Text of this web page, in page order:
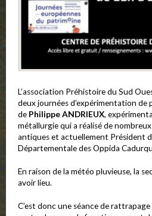
L’association Préhistoire du Sud
deux journées d’expérimentation de
de Philippe ANDRIEUX,
métallurgie qui a réalisé de
antiques et actuellement Président
Départementale des Oppida
En raison de la météo pluvieuse, la
avoir lieu.
C’est donc une séance de